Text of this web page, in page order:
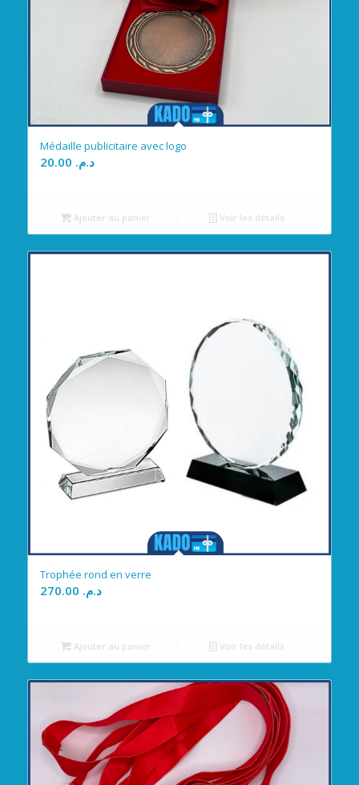
Médaille publicitaire avec logo
د.م.
Ajouter au panier Voir les détails
Trophée rond en verre
د.م.
Ajouter au panier Voir les détails